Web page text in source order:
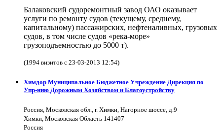
Балаковский судоремонтный завод ОАО оказывает
услуги по ремонту судов (текущему, среднему,
капитальному) пассажирских, нефтеналивных, грузовых
судов, в том числе судов «река-море»
грузоподъемностью до 5000 т).
(1994 визитов с 23-03-2013 12:54)
Химдор Муниципальное Бюджетное Учреждение Дирекция по
Упр-нию Дорожным Хозяйством и Благоустройству
Россия, Московская обл., г. Химки, Нагорное шоссе, д.9
Химки, Московская Область 141407
Россия